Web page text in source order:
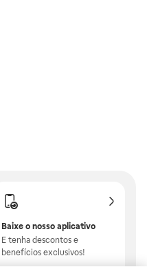
Baixe o nosso aplicativo
E tenha descontos e
benefícios exclusivos!